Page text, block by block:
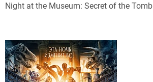
Night at the Museum: Secret of the Tomb